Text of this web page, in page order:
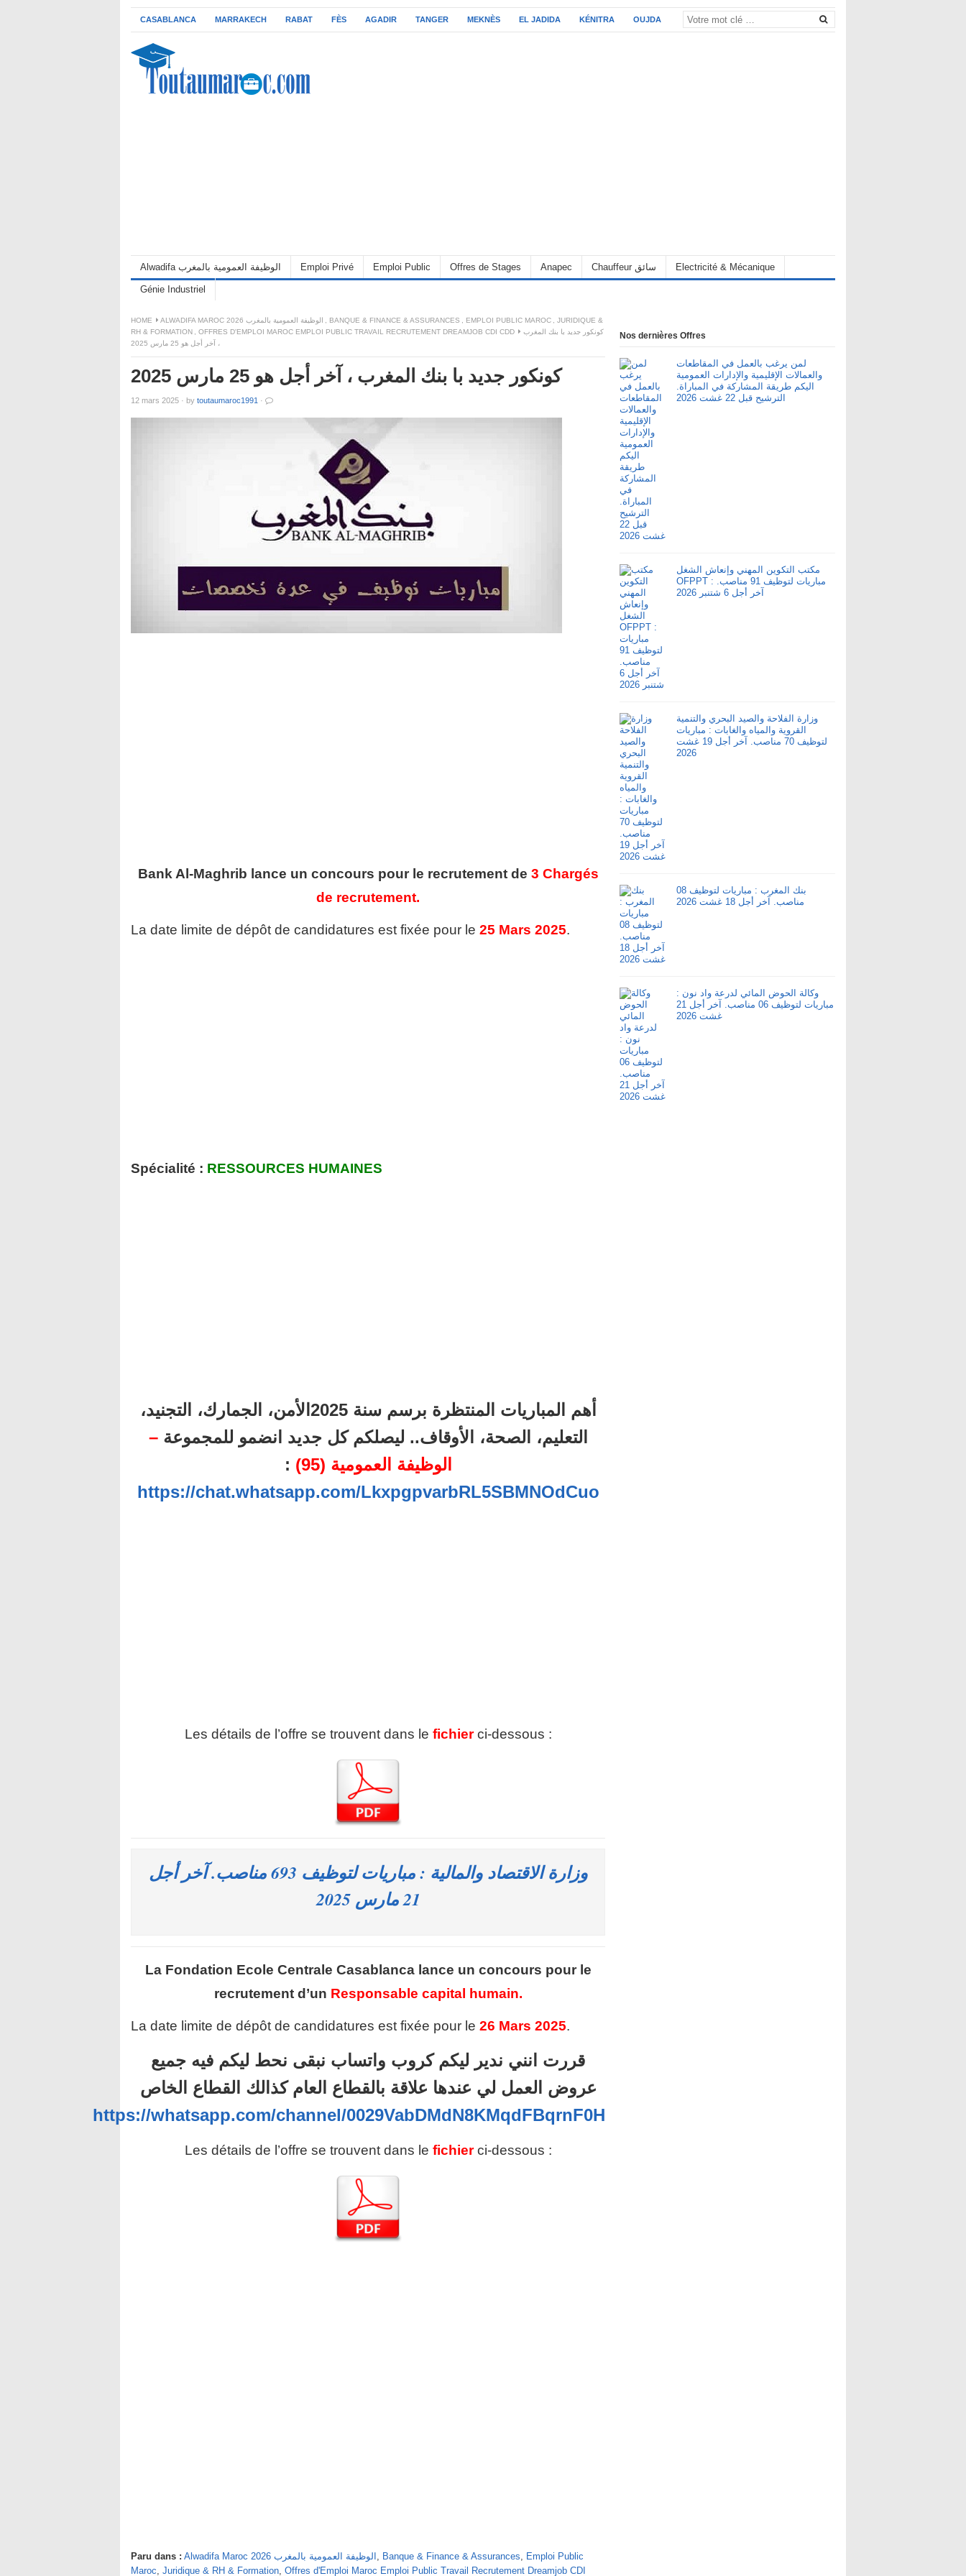
CASABLANCA MARRAKECH RABAT FÈS AGADIR TANGER MEKNÈS EL JADIDA KÉNITRA OUJDA
Alwadifa الوظيفة العمومية بالمغرب Emploi Privé Emploi Public Offres de Stages Anapec Chauffeur سائق Electricité & Mécanique
Génie Industriel
HOME ALWADIFA MAROC 2026 الوظيفة العمومية بالمغرب BANQUE & FINANCE & ASSURANCES EMPLOI PUBLIC MAROC
JURIDIQUE &
RH & FORMATION
OFFRES D'EMPLOI MAROC EMPLOI PUBLIC TRAVAIL RECRUTEMENT DREAMJOB CDI CDD
كونكور جديد با بنك المغرب
، آخر أجل هو 25 مارس 2025
كونكور جديد با بنك المغرب ، آخر أجل هو 25 مارس 2025
12 mars 2025 · by toutaumaroc1991 ·
Bank Al-Maghrib lance un concours pour le recrutement de 3 Chargés
de recrutement.
La date limite de dépôt de candidatures est fixée pour le 25 Mars 2025.
Spécialité : RESSOURCES HUMAINES
أهم المباريات المنتظرة برسم سنة 2025الأمن، الجمارك، التجنيد،
التعليم، الصحة، الأوقاف.. ليصلكم كل جديد انضمو للمجموعة–
الوظيفة العمومية (95)
:
https://chat.whatsapp.com/LkxpgpvarbRL5SBMNOdCuo
Les détails de l’offre se trouvent dans le fichier ci-dessous :
وزارة الاقتصاد والمالية : مباريات لتوظيف 693 مناصب. آخر أجل
21 مارس 2025
La Fondation Ecole Centrale Casablanca lance un concours pour le
recrutement d’un Responsable capital humain.
La date limite de dépôt de candidatures est fixée pour le 26 Mars 2025.
قررت انني ندير ليكم كروب واتساب نبقى نحط ليكم فيه جميع
عروض العمل لي عندها علاقة بالقطاع العام كذالك القطاع الخاص
https://whatsapp.com/channel/0029VabDMdN8KMqdFBqrnF0H
Les détails de l’offre se trouvent dans le fichier ci-dessous :
Paru dans : Alwadifa Maroc 2026 الوظيفة العمومية بالمغرب , Banque & Finance & Assurances, Emploi Public
Maroc, Juridique & RH & Formation, Offres d'Emploi Maroc Emploi Public Travail Recrutement Dreamjob CDI
Nos dernières Offres
لمن يرغب بالعمل في المقاطعات
والعمالات الإقليمية والإدارات العمومية
اليكم طريقة المشاركة في المباراة.
الترشيح قبل 22 غشت 2026
مكتب التكوين المهني وإنعاش الشغل
OFPPT : مباريات لتوظيف 91 مناصب.
آخر أجل 6 شتنبر 2026
وزارة الفلاحة والصيد البحري والتنمية
القروية والمياه والغابات : مباريات
لتوظيف 70 مناصب. آخر أجل 19 غشت
2026
بنك المغرب : مباريات لتوظيف 08
مناصب. آخر أجل 18 غشت 2026
وكالة الحوض المائي لدرعة واد نون :
مباريات لتوظيف 06 مناصب. آخر أجل 21
غشت 2026